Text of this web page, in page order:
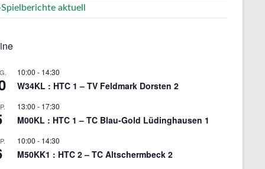
Spielberichte aktuell
10:00 - 14:30
W34KL : HTC 1 – TV Feldmark Dorsten 2
13:00 - 17:30
M00KL : HTC 1 – TC Blau-Gold Lüdinghausen 1
10:00 - 14:30
M50KK1 : HTC 2 – TC Altschermbeck 2